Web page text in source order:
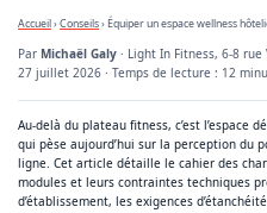
Accueil›Conseils› Équiper un espace wellness
Par Michaël Galy · Light In Fitness, 6-8
27 juillet 2026 · Temps de lecture : 12
Au-delà du plateau fitness, c’est
qui pèse aujourd’hui sur la perception du
ligne. Cet article détaille le cahier des
modules et leurs contraintes techniques
d’établissement, les exigences